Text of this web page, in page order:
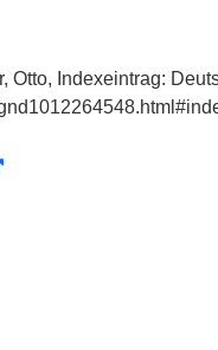
Otto, Indexeintrag: